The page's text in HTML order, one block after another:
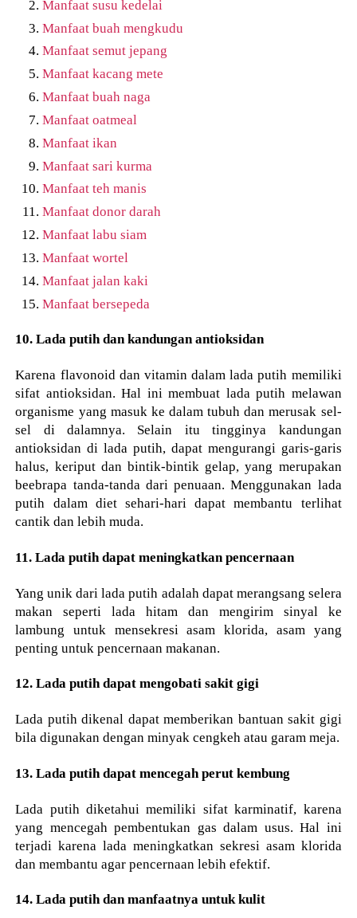
Manfaat susu kedelai
Manfaat buah mengkudu
Manfaat semut jepang
Manfaat kacang mete
Manfaat buah naga
Manfaat oatmeal
Manfaat ikan
Manfaat sari kurma
Manfaat teh manis
Manfaat donor darah
Manfaat labu siam
Manfaat wortel
Manfaat jalan kaki
Manfaat bersepeda
10. Lada putih dan kandungan antioksidan
Karena flavonoid dan vitamin dalam lada putih memiliki
sifat antioksidan. Hal ini membuat lada putih melawan
organisme yang masuk ke dalam tubuh dan merusak sel-
sel di dalamnya. Selain itu tingginya kandungan
antioksidan di lada putih, dapat mengurangi garis-garis
halus, keriput dan bintik-bintik gelap, yang merupakan
beebrapa tanda-tanda dari penuaan. Menggunakan lada
putih dalam diet sehari-hari dapat membantu terlihat
cantik dan lebih muda.
11. Lada putih dapat meningkatkan pencernaan
Yang unik dari lada putih adalah dapat merangsang selera
makan seperti lada hitam dan mengirim sinyal ke
lambung untuk mensekresi asam klorida, asam yang
penting untuk pencernaan makanan.
12. Lada putih dapat mengobati sakit gigi
Lada putih dikenal dapat memberikan bantuan sakit gigi
bila digunakan dengan minyak cengkeh atau garam meja.
13. Lada putih dapat mencegah perut kembung
Lada putih diketahui memiliki sifat karminatif, karena
yang mencegah pembentukan gas dalam usus. Hal ini
terjadi karena lada meningkatkan sekresi asam klorida
dan membantu agar pencernaan lebih efektif.
14. Lada putih dan manfaatnya untuk kulit